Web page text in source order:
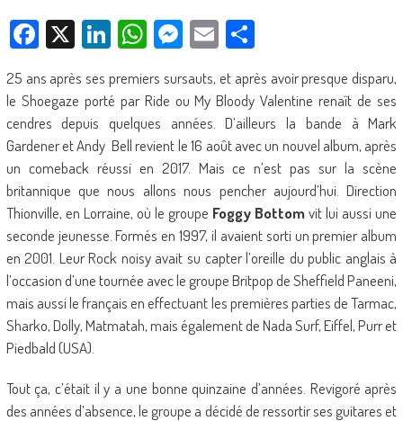
Facebook
X LinkedIn
WhatsApp
Messenger
EmailPartager
25 ans après ses premiers sursauts, et après avoir presque disparu,
le Shoegaze porté par Ride ou My Bloody Valentine renaît de ses
cendres depuis quelques années. D’ailleurs la bande à Mark
Gardener et Andy Bell revient le 16 août avec un nouvel album, après
un comeback réussi en 2017. Mais ce n’est pas sur la scène
britannique que nous allons nous pencher aujourd’hui. Direction
Thionville, en Lorraine, où le groupe Foggy Bottomvit lui aussi une
seconde jeunesse. Formés en 1997, il avaient sorti un premier album
en 2001. Leur Rock noisy avait su capter l’oreille du public anglais à
l’occasion d’une tournée avec le groupe Britpop de Sheffield Paneeni,
mais aussi le français en effectuant les premières parties de Tarmac,
Sharko, Dolly, Matmatah, mais également de Nada Surf, Eiffel, Purr et
Piedbald (USA).
Tout ça, c’était il y a une bonne quinzaine d’années. Revigoré après
des années d’absence, le groupe a décidé de ressortir ses guitares et